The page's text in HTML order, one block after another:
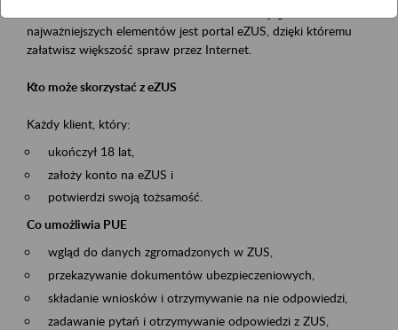
najważniejszych elementów jest portal eZUS, dzięki któremu
załatwisz większość spraw przez Internet.
Kto może skorzystać z eZUS
Każdy klient, który:
ukończył 18 lat,
założy konto na eZUS i
potwierdzi swoją tożsamość.
Co umożliwia PUE
wgląd do danych zgromadzonych w ZUS,
przekazywanie dokumentów ubezpieczeniowych,
składanie wniosków i otrzymywanie na nie odpowiedzi,
zadawanie pytań i otrzymywanie odpowiedzi z ZUS,